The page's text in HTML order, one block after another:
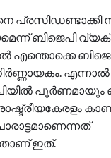
പ്രസിഡണ്ടാക്കി
ബിജെപി
പൂര്‍ണമായും
ഇത്.